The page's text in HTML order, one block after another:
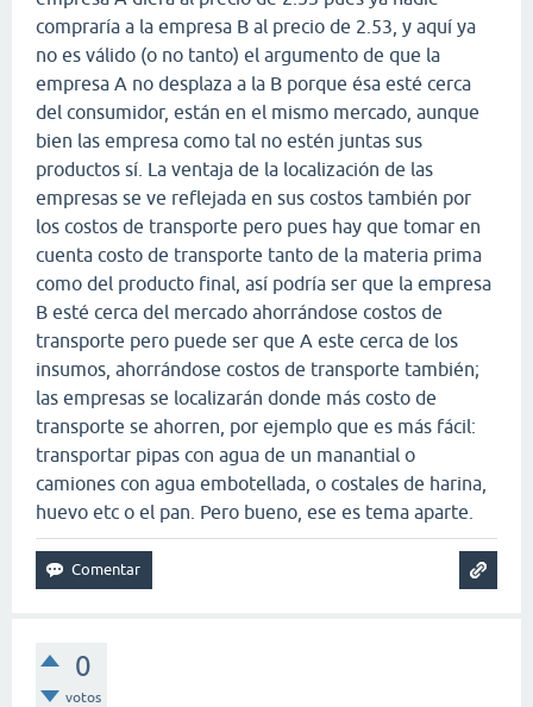
compraría a la empresa B al precio de 2.53, y aquí ya
no es válido (o no tanto) el argumento de que la
empresa A no desplaza a la B porque ésa esté cerca
del consumidor, están en el mismo mercado, aunque
bien las empresa como tal no estén juntas sus
productos sí. La ventaja de la localización de las
empresas se ve reflejada en sus costos también por
los costos de transporte pero pues hay que tomar en
cuenta costo de transporte tanto de la materia prima
como del producto final, así podría ser que la empresa
B esté cerca del mercado ahorrándose costos de
transporte pero puede ser que A este cerca de los
insumos, ahorrándose costos de transporte también;
las empresas se localizarán donde más costo de
transporte se ahorren, por ejemplo que es más fácil:
transportar pipas con agua de un manantial o
camiones con agua embotellada, o costales de harina,
huevo etc o el pan. Pero bueno, ese es tema aparte.
0
votos